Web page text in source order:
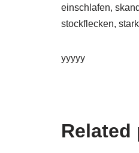
einschlafen,
stockflecken,
yyyyy